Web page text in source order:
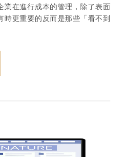
業在進行成本的管理，除了表面
時更重要的反而是那些「看不到